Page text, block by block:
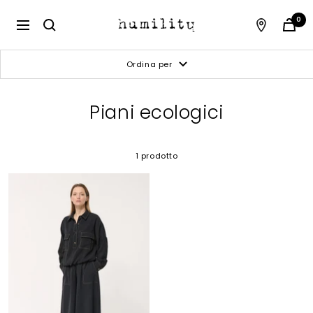
contenutoNavigazione
Humility 0
Ordina per
Piani ecologici
1 prodotto